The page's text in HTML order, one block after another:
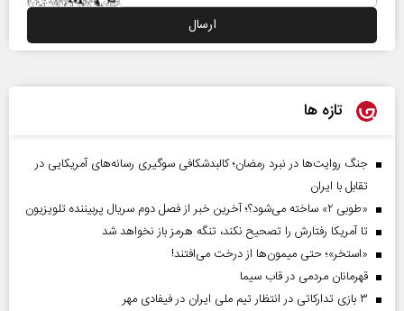
تازه ها
جنگ روایت‌ها در نبرد رمضان؛ کالبدشکافی سوگیری رسانه‌های آمریکایی در
تقابل با ایران
«طوبی ۲» ساخته می‌شود؟؛ آخرین خبر از فصل دوم سریال پربیننده تلویزیون
تا آمریکا رفتارش را تصحیح نکند، تنگه هرمز باز نخواهد شد
«استخر»‌‌؛ حتی میمون‌ها از درخت می‌افتند!
قهرمانان مردمی در قاب سیما
۳ بازی تدارکاتی در انتظار تیم ملی ایران در فیفادی مهر